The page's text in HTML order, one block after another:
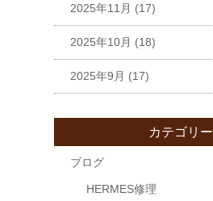
2025年11月 (17)
2025年10月 (18)
2025年9月 (17)
カテゴリー
ブログ
HERMES修理